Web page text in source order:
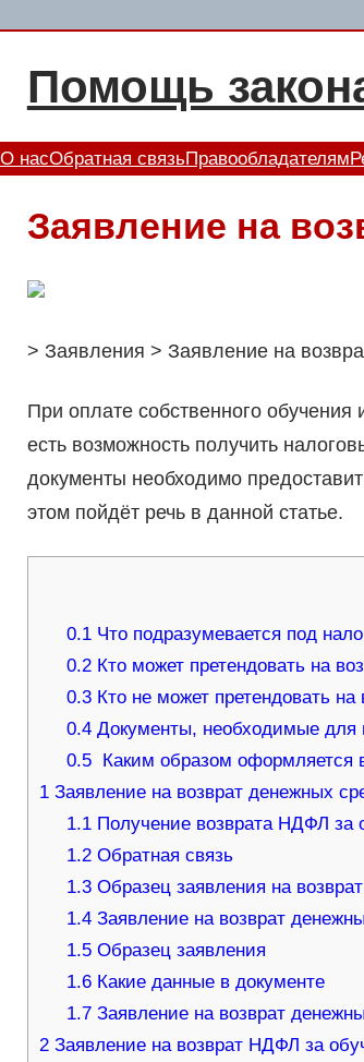
содержимому
Помощь
О насОбратная связьПравообладателям
Заявление на
> Заявления > Заявление на
При оплате собственного обучения
есть возможность получить
документы необходимо
этом пойдёт речь в данной статье.
0.1 Что подразумевается под
0.2 Кто может претендовать на
0.3 Кто не может претендовать
0.4 Документы, необходимые для
0.5 Каким образом оформляется
1Заявление на возврат денежных
1.1 Получение возврата НДФЛ за
1.2 Обратная связь
1.3 Образец заявления на
1.4 Заявление на возврат
1.5 Образец заявления
1.6 Какие данные в документе
1.7 Заявление на возврат
2​Заявление на возврат НДФЛ за